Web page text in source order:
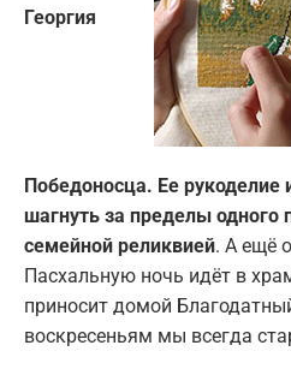
Георгия
Победоносца. Ее
шагнуть за пределы одного
семейной реликвией. А ещё
Пасхальную ночь идёт в
приносит домой
воскресеньям мы всегда